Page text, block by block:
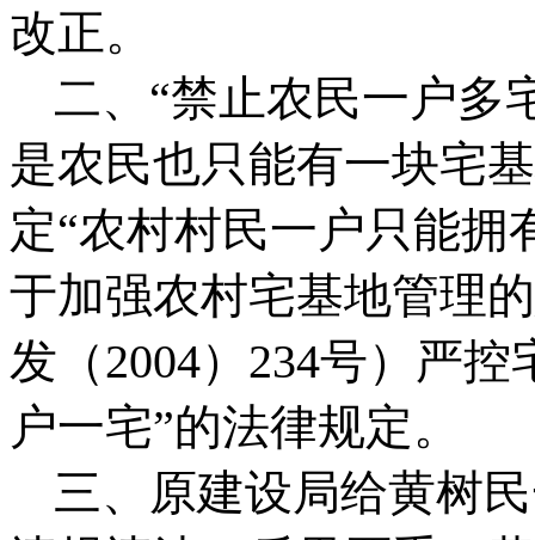
改正。
二、 “禁止农民一户多
是农民也只能有一块宅
定“农村村民一户只能拥
于加强农村宅基地管理
发（2004） 234号）严控
户一宅”的法律规定。
三、 原建设局给黄树